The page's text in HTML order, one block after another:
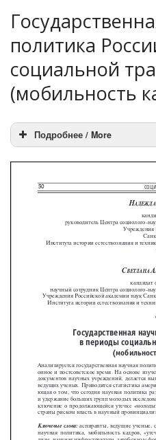
политика
социальной
(мобильность
Подробнее / More